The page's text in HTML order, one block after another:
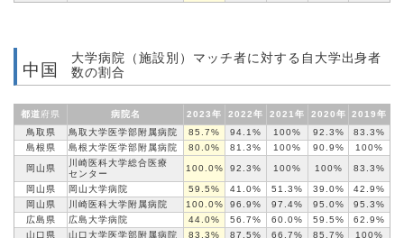
中国
大学病院（施設別）マッチ者に対する自大学出身者
数の割合
都道府県 病院名 2023年 2022年 2021年 2020年
2019年
鳥取県
鳥取大学医学部附属病院 85.7% 94.1% 100% 92.3%
83.3%
島根県
島根大学医学部附属病院 80.0% 81.3% 100% 90.9% 100%
岡山県
川崎医科大学総合医療
センター
100.0% 92.3% 100% 100% 83.3%
岡山県 岡山大学病院 59.5% 41.0% 51.3% 39.0%
42.9%
岡山県
川崎医科大学附属病院 100.0% 96.9% 97.4% 95.0%
95.3%
広島県
広島大学病院 44.0% 56.7% 60.0% 59.5%
62.9%
山口県
山口大学医学部附属病院 83.3% 87.5% 66.7% 85.7% 100%